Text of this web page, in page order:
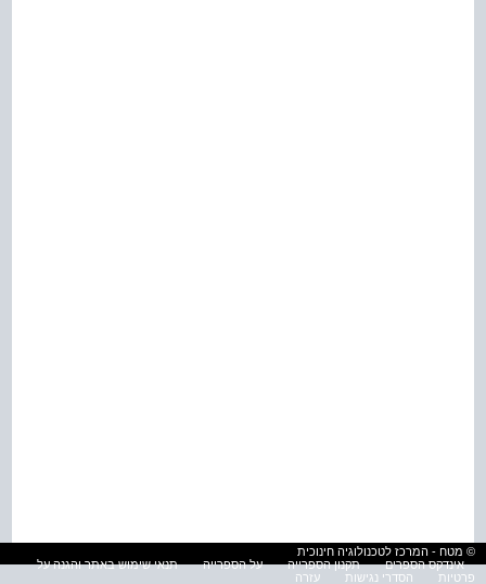
© מטח - המרכז לטכנולוגיה חינוכית
אינדקס הספרים
תקנון הספרייה על הספרייה
תנאי שימוש באתר והגנה על
פרטיות
הסדרי נגישות עזרה